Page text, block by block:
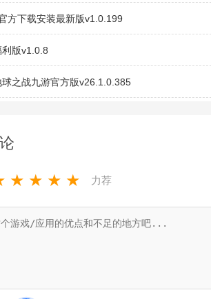
方下载安装最新版v1.0.199
版v1.0.8
之战九游官方版v26.1.0.385
★ ★ ★ ★ 力荐